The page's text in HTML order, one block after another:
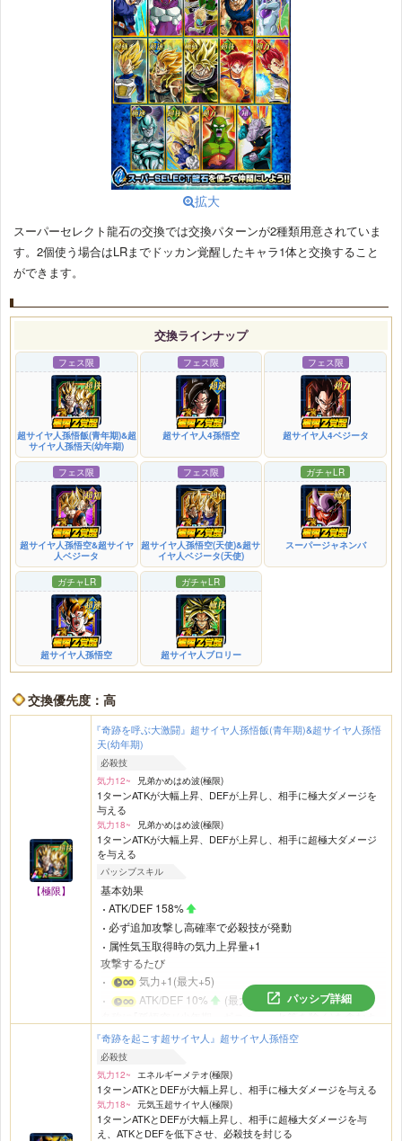
拡大
スーパーセレクト龍石の交換では交換パターンが2種類用意されていま
す。2個使う場合はLRまでドッカン覚醒したキャラ1体と交換すること
ができます。
交換ラインナップ
フェス限
超サイヤ人孫悟飯(青年期)&超
サイヤ人孫悟天(幼年期)
フェス限
超サイヤ人4孫悟空
フェス限
超サイヤ人4ベジータ
フェス限
超サイヤ人孫悟空&超サイヤ
人ベジータ
フェス限
超サイヤ人孫悟空(天使)&超サ
イヤ人ベジータ(天使)
ガチャLR
スーパージャネンバ
ガチャLR
超サイヤ人孫悟空
ガチャLR
超サイヤ人ブロリー
交換優先度：高
【極限】
『奇跡を呼ぶ大激闘』超サイヤ人孫悟飯(青年期)&超サイヤ人孫悟
天(幼年期)
必殺技
気力12~
兄弟かめはめ波(極限)
1ターンATKが大幅上昇、DEFが上昇し、相手に極大ダメージを
与える
気力18~ 兄弟かめはめ波(極限)
1ターンATKが大幅上昇、DEFが上昇し、相手に超極大ダメージ
を与える
パッシブスキル
基本効果
ATK/DEF 158%
必ず追加攻撃し高確率で必殺技が発動
属性気玉取得時の気力上昇量+1
攻撃するたび
気力+1(最大+5)
ATK/DEF 10%
(最大100%)
名称に｢孫悟空｣(少年期、ギニュー、Jr.等を除く)を含むキ
ャラが攻撃参加中の味方にいるとき
ATK/DEF 59%
必ず追加攻撃し高確率で必殺技が発動
アクティブスキル発動時または気力メーター24で攻撃時
ATK59%
パッシブ詳細
『奇跡を起こす超サイヤ人』超サイヤ人孫悟空
必殺技
気力12~ エネルギーメテオ(極限)
1ターンATKとDEFが大幅上昇し、相手に極大ダメージを与える
気力18~ 元気玉超サイヤ人(極限)
1ターンATKとDEFが大幅上昇し、相手に超極大ダメージを与
え、ATKとDEFを低下させ、必殺技を封じる